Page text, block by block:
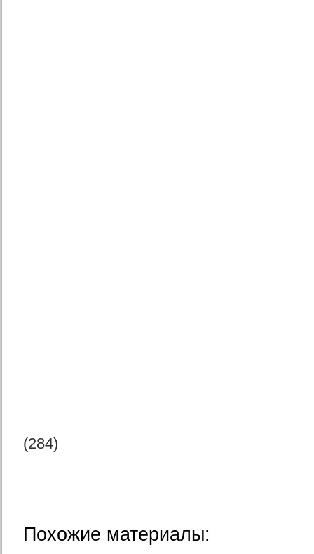
(284)
Похожие материалы: